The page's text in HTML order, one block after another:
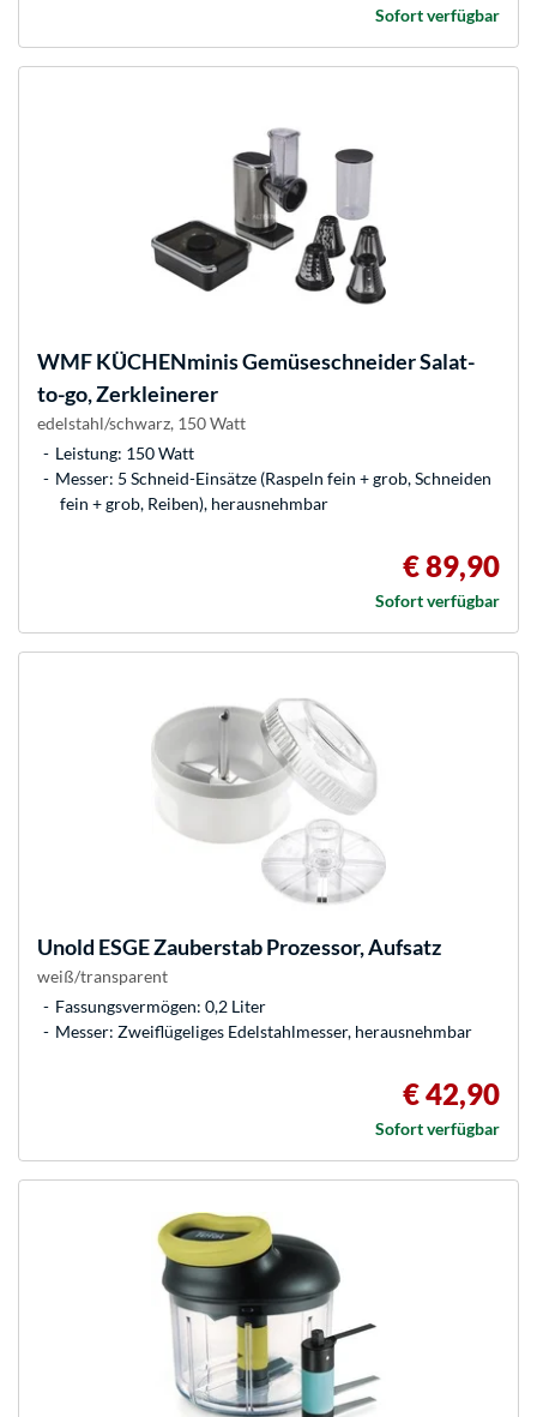
Sofort verfügbar
WMFKÜCHENminis Gemüseschneider Salat-
to-go, Zerkleinerer
edelstahl/schwarz, 150 Watt
Leistung: 150 Watt
Messer: 5 Schneid-Einsätze (Raspeln fein + grob, Schneiden
fein + grob, Reiben), herausnehmbar
€ 89,90
Sofort verfügbar
Unold ESGE Zauberstab Prozessor, Aufsatz
weiß/transparent
Fassungsvermögen: 0,2 Liter
Messer: Zweiflügeliges Edelstahlmesser, herausnehmbar
€ 42,90
Sofort verfügbar